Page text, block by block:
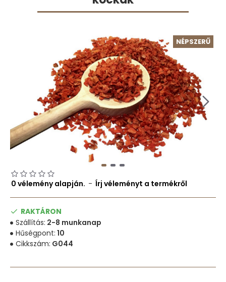
NÉPSZERŰ
RAKTÁRON
Hűségpont: 10
Cikkszám: G044
Szállítás: 2-8 munkanap
0 vélemény alapján. - Írj véleményt a termékről